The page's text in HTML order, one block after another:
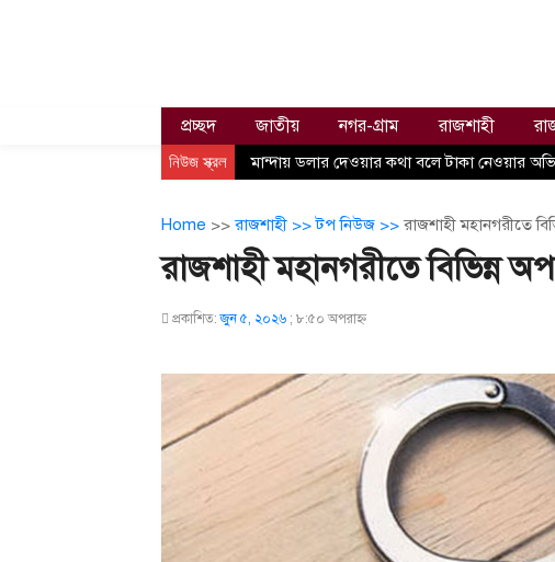
প্রচ্ছদ জাতীয় নগর-গ্রাম রাজশাহী
নিউজ স্ক্রল মান্দায় ডলার দেওয়ার কথা বলে টাকা নেওয়ার
Home >>রাজশাহী >>টপ নিউজ >> রাজশাহী মহানগরীতে
রাজশাহী মহানগরীতে বিভিন্ন
প্রকাশিত:জুন ৫, ২০২৬ ; ৮:৫০ অপরাহ্ণ